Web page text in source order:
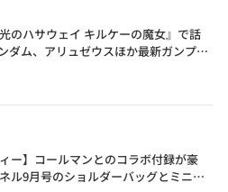
のハサウェイ キルケーの魔女』で話
ダム、アリュゼウスほか最新ガンプラ
ィー】コールマンとのコラボ付録が豪
ル9月号のショルダーバッグとミニリ